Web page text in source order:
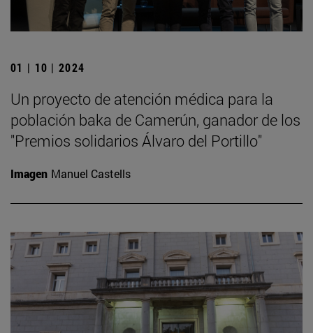
01 | 10 | 2024
Un proyecto de atención médica para la
población baka de Camerún, ganador de los
"Premios solidarios Álvaro del Portillo"
Imagen Manuel Castells